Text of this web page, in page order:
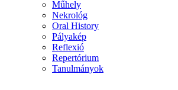
Műhely
Nekrológ
Oral History
Pályakép
Reflexió
Repertórium
Tanulmányok